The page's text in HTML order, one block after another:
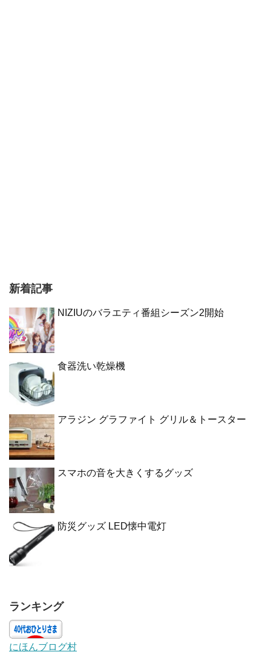
新着記事
NIZIUのバラエティ番組シーズン2開始
食器洗い乾燥機
アラジン グラファイト グリル＆トースター
スマホの音を大きくするグッズ
防災グッズ LED懐中電灯
ランキング
にほんブログ村